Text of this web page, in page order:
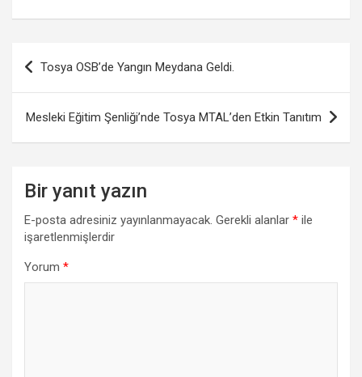
Yazı
gezinmesi
Tosya OSB’de Yangın Meydana Geldi.
Mesleki Eğitim Şenliği’nde Tosya MTAL’den Etkin Tanıtım
Bir yanıt yazın
E-posta adresiniz yayınlanmayacak. Gerekli alanlar * ile
işaretlenmişlerdir
Yorum *